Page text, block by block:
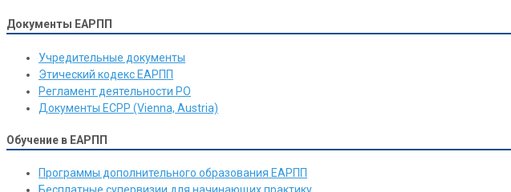
Документы ЕАРПП
Учредительные документы
Этический кодекс ЕАРПП
Регламент деятельности РО
Документы ЕСРР (Vienna, Austria)
Обучение в ЕАРПП
Программы дополнительного образования ЕАРПП